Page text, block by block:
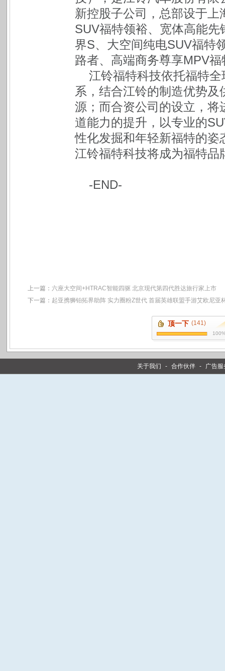
新控股子公司，总部设于
SUV福特领裕、宽体高能
界S、大空间纯电SUV福特
路者、高端商务尊享MPV
江铃福特科技依托福特
系，结合江铃的制造优势
源；而合资公司的设立，
道能力的提升，以专业的
性化发掘和年轻新福特的
江铃福特科技将成为福特
-END-
上一篇： 六座大空间+HTRAC智能四驱 北京现代第四代胜达旅行家上市
下一篇： 起亚携狮铂拓界助阵 实力圈粉Z世代 首届英雄联盟手游艾欧尼亚
顶一下 (141)
关于我们 - 合作伙伴 - 广告服